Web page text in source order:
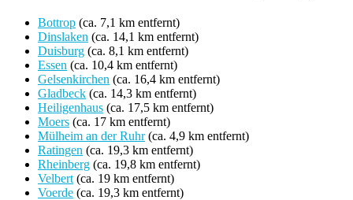
Bottrop (ca. 7,1 km entfernt)
Dinslaken (ca. 14,1 km entfernt)
Duisburg (ca. 8,1 km entfernt)
Essen (ca. 10,4 km entfernt)
Gelsenkirchen (ca. 16,4 km entfernt)
Gladbeck (ca. 14,3 km entfernt)
Heiligenhaus (ca. 17,5 km entfernt)
Moers (ca. 17 km entfernt)
Mülheim an der Ruhr(ca. 4,9 km entfernt)
Ratingen (ca. 19,3 km entfernt)
Rheinberg (ca. 19,8 km entfernt)
Velbert (ca. 19 km entfernt)
Voerde (ca. 19,3 km entfernt)